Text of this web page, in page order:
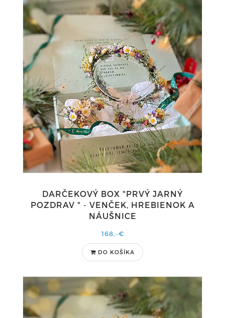
DARČEKOVÝ BOX "PRVÝ JARNÝ
POZDRAV " - VENČEK, HREBIENOK A
NÁUŠNICE
168,-€
DO KOŠÍKA